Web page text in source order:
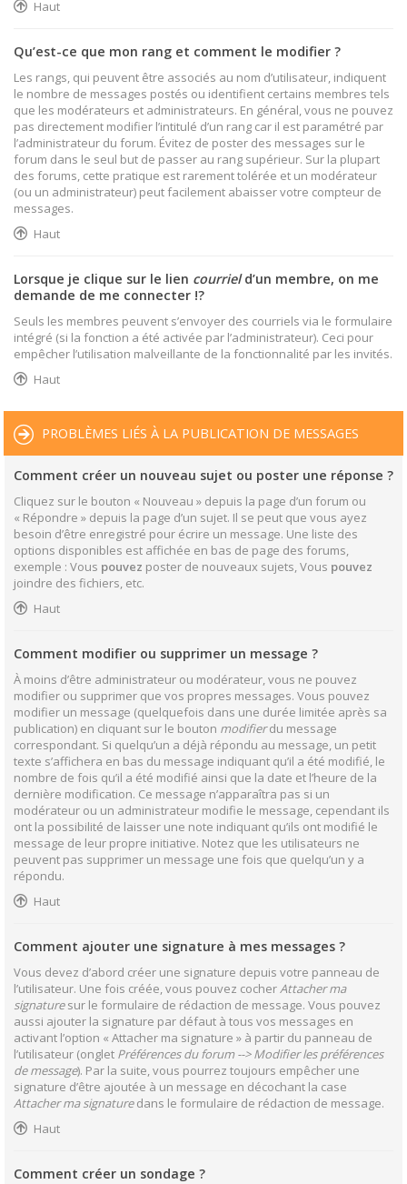
Haut
Qu’est-ce que mon rang et comment le modifier ?
Les rangs, qui peuvent être associés au nom d’utilisateur, indiquent
le nombre de messages postés ou identifient certains membres tels
que les modérateurs et administrateurs. En général, vous ne pouvez
pas directement modifier l’intitulé d’un rang car il est paramétré par
l’administrateur du forum. Évitez de poster des messages sur le
forum dans le seul but de passer au rang supérieur. Sur la plupart
des forums, cette pratique est rarement tolérée et un modérateur
(ou un administrateur) peut facilement abaisser votre compteur de
messages.
Haut
Lorsque je clique sur le lien courrield’un membre, on me
demande de me connecter !?
Seuls les membres peuvent s’envoyer des courriels via le formulaire
intégré (si la fonction a été activée par l’administrateur). Ceci pour
empêcher l’utilisation malveillante de la fonctionnalité par les invités.
Haut
PROBLÈMES LIÉS À LA PUBLICATION DE MESSAGES
Comment créer un nouveau sujet ou poster une réponse ?
Cliquez sur le bouton « Nouveau » depuis la page d’un forum ou
« Répondre » depuis la page d’un sujet. Il se peut que vous ayez
besoin d’être enregistré pour écrire un message. Une liste des
options disponibles est affichée en bas de page des forums,
exemple : Vous pouvez poster de nouveaux sujets, Vous pouvez
joindre des fichiers, etc.
Haut
Comment modifier ou supprimer un message ?
À moins d’être administrateur ou modérateur, vous ne pouvez
modifier ou supprimer que vos propres messages. Vous pouvez
modifier un message (quelquefois dans une durée limitée après sa
publication) en cliquant sur le bouton modifierdu message
correspondant. Si quelqu’un a déjà répondu au message, un petit
texte s’affichera en bas du message indiquant qu’il a été modifié, le
nombre de fois qu’il a été modifié ainsi que la date et l’heure de la
dernière modification. Ce message n’apparaîtra pas si un
modérateur ou un administrateur modifie le message, cependant ils
ont la possibilité de laisser une note indiquant qu’ils ont modifié le
message de leur propre initiative. Notez que les utilisateurs ne
peuvent pas supprimer un message une fois que quelqu’un y a
répondu.
Haut
Comment ajouter une signature à mes messages ?
Vous devez d’abord créer une signature depuis votre panneau de
l’utilisateur. Une fois créée, vous pouvez cocherAttacher ma
signaturesur le formulaire de rédaction de message. Vous pouvez
aussi ajouter la signature par défaut à tous vos messages en
activant l’option « Attacher ma signature » à partir du panneau de
l’utilisateur (onglet Préférences du forum --> Modifier les préférences
de message). Par la suite, vous pourrez toujours empêcher une
signature d’être ajoutée à un message en décochant la case
Attacher ma signaturedans le formulaire de rédaction de message.
Haut
Comment créer un sondage ?